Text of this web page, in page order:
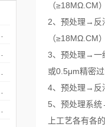
（≥18MΩ.CM
2、预处理→
（≥18MΩ.CM
3、预处理→一
或0.5μm精密
4、预处理→反
5、预处理系
上工艺各有各